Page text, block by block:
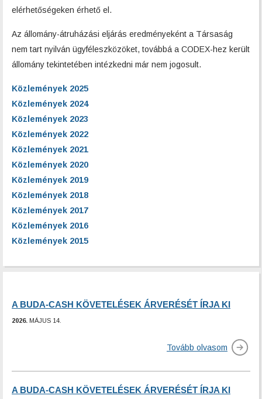
elérhetőségeken érhető el.
Az állomány-átruházási eljárás eredményeként a Társaság
nem tart nyilván ügyféleszközöket, továbbá a CODEX-hez került
állomány tekintetében intézkedni már nem jogosult.
Közlemények 2025
Közlemények 2024
Közlemények 2023
Közlemények 2022
Közlemények 2021
Közlemények 2020
Közlemények 2019
Közlemények 2018
Közlemények 2017
Közlemények 2016
Közlemények 2015
A BUDA-CASH KÖVETELÉSEK ÁRVERÉSÉT ÍRJA KI
2026. MÁJUS 14.
Tovább olvasom
A BUDA-CASH KÖVETELÉSEK ÁRVERÉSÉT ÍRJA KI